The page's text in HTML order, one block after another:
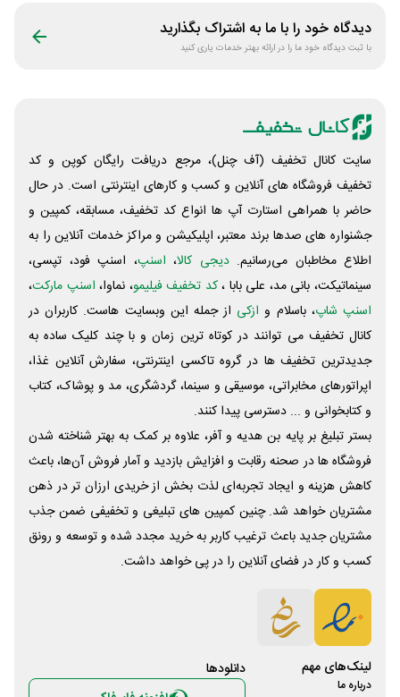
دیدگاه خود را با ما به اشتراک بگذارید
با ثبت دیدگاه خود ما را در ارائه بهتر خدمات یاری کنید
سایت کانال تخفیف (آف چنل)، مرجع دریافت رایگان کوپن و کد
تخفیف فروشگاه های آنلاین و کسب و‌ کارهای اینترنتی است. در حال
حاضر با همراهی استارت آپ ها انواع کد تخفیف، مسابقه، کمپین و
جشنواره های صدها برند معتبر، اپلیکیشن و مراکز خدمات آنلاین را به
اطلاع مخاطبان می‌رسانیم. دیجی کالا، اسنپ، اسنپ فود، تپسی،
سینماتیکت، بانی مد، علی‌ بابا ،کد تخفیف فیلیمو، نماوا، اسنپ مارکت،
اسنپ شاپ، باسلام و ازکی از جمله این وبسایت ‌هاست. کاربران در
کانال تخفیف می توانند در کوتاه ترین زمان و با چند کلیک ساده به
جدیدترین تخفیف ها در گروه تاکسی اینترنتی، سفارش آنلاین غذا،
اپراتورهای مخابراتی، موسیقی و سینما، گردشگری، مد و پوشاک، کتاب
و کتابخوانی و ... دسترسی پیدا کنند.
بستر تبلیغ بر پایه بن هدیه و آفر، علاوه بر کمک به بهتر شناخته شدن
فروشگاه ها در صحنه رقابت و افزایش بازدید و آمار فروش آن‌ها، باعث
کاهش هزینه و ایجاد تجربه‌ای لذت بخش از خریدی ارزان تر در ذهن
مشتریان خواهد شد. چنین کمپین های تبلیغی و تخفیفی ضمن جذب
مشتریان جدید باعث ترغیب کاربر به خرید مجدد شده و توسعه و رونق
کسب و کار در فضای آنلاین را در پی خواهد داشت.
لینک‌های مهم
درباره ما
دانلود‌ها